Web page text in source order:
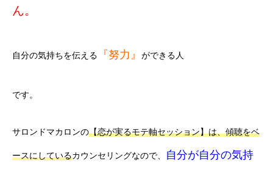
ん。
自分の気持ちを伝える 『努力』 ができる人
です。
サロンドマカロンの【恋が実るモテ軸セッション】は、傾聴をベ
ースにしているカウンセリングなので、 自分が自分の気持